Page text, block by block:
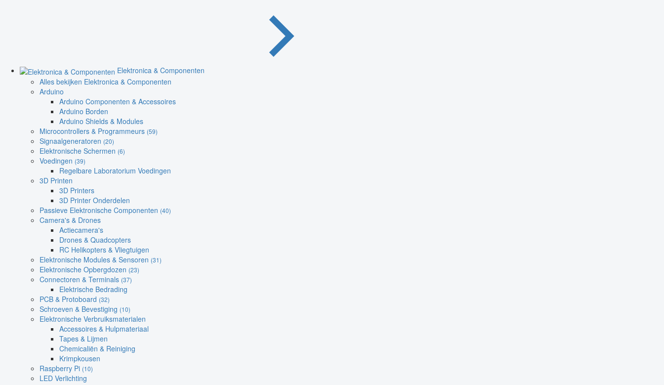
Elektronica & Componenten
Alles bekijken Elektronica & Componenten
Arduino
Arduino Componenten & Accessoires
Arduino Borden
Arduino Shields & Modules
Microcontrollers & Programmeurs (59)
Signaalgeneratoren (20)
Elektronische Schermen (6)
Voedingen (39)
Regelbare Laboratorium Voedingen
3D Printen
3D Printers
3D Printer Onderdelen
Passieve Elektronische Componenten (40)
Camera's & Drones
Actiecamera's
Drones & Quadcopters
RC Helikopters & Vliegtuigen
Elektronische Modules & Sensoren (31)
Elektronische Opbergdozen (23)
Connectoren & Terminals (37)
Elektrische Bedrading
PCB & Protoboard (32)
Schroeven & Bevestiging (10)
Elektronische Verbruiksmaterialen
Accessoires & Hulpmateriaal
Tapes & Lijmen
Chemicaliën & Reiniging
Krimpkousen
Raspberry Pi (10)
LED Verlichting